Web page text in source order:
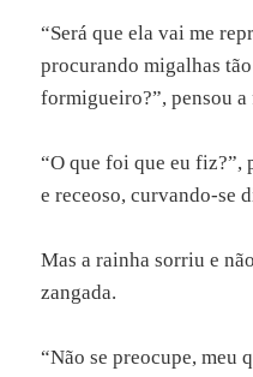
“Será que ela vai me
procurando migalhas
formigueiro?”, pensou
“O que foi que eu fiz?”,
e receoso, curvando-se
Mas a rainha sorriu e
zangada.
“Não se preocupe, meu